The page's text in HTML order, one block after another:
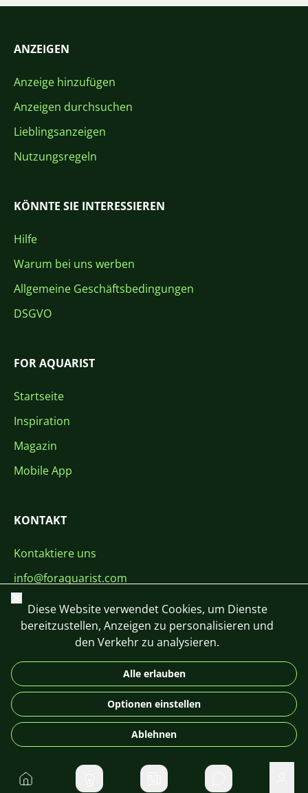
ANZEIGEN
Anzeige hinzufügen
Anzeigen durchsuchen
Lieblingsanzeigen
Nutzungsregeln
KÖNNTE SIE INTERESSIEREN
Hilfe
Warum bei uns werben
Allgemeine Geschäftsbedingungen
DSGVO
FOR AQUARIST
Startseite
Inspiration
Magazin
Mobile App
KONTAKT
Kontaktiere uns
info@foraquarist.com
+420 603 449 602
DE
© 2026 For Aquarist
Startseite
Schließen
Diese Website verwendet Cookies, um Dienste
bereitzustellen, Anzeigen zu personalisieren und
den Verkehr zu analysieren.
Alle erlauben
Optionen einstellen
Ablehnen